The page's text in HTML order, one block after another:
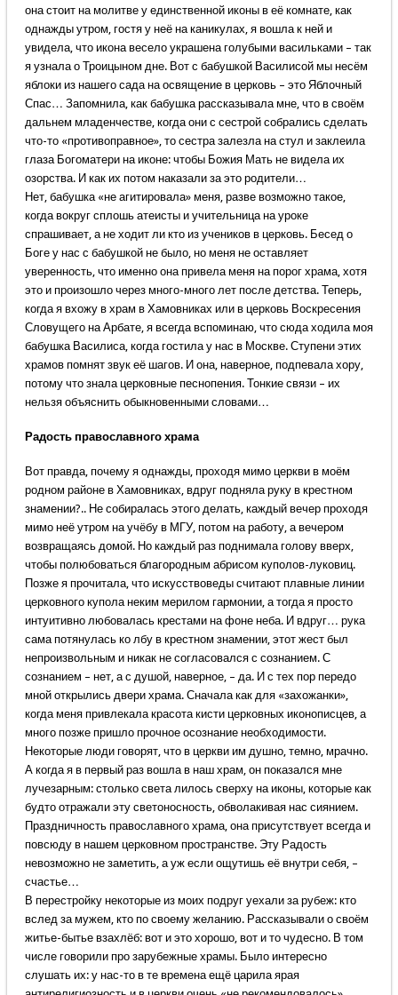
она стоит на молитве у единственной иконы в её комнате, как
однажды утром, гостя у неё на каникулах, я вошла к ней и
увидела, что икона весело украшена голубыми васильками – так
я узнала о Троицыном дне. Вот с бабушкой Василисой мы несём
яблоки из нашего сада на освящение в церковь – это Яблочный
Спас… Запомнила, как бабушка рассказывала мне, что в своём
дальнем младенчестве, когда они с сестрой собрались сделать
что-то «противоправное», то сестра залезла на стул и заклеила
глаза Богоматери на иконе: чтобы Божия Мать не видела их
озорства. И как их потом наказали за это родители…
Нет, бабушка «не агитировала» меня, разве возможно такое,
когда вокруг сплошь атеисты и учительница на уроке
спрашивает, а не ходит ли кто из учеников в церковь. Бесед о
Боге у нас с бабушкой не было, но меня не оставляет
уверенность, что именно она привела меня на порог храма, хотя
это и произошло через много-много лет после детства. Теперь,
когда я вхожу в храм в Хамовниках или в церковь Воскресения
Словущего на Арбате, я всегда вспоминаю, что сюда ходила моя
бабушка Василиса, когда гостила у нас в Москве. Ступени этих
храмов помнят звук её шагов. И она, наверное, подпевала хору,
потому что знала церковные песнопения. Тонкие связи – их
нельзя объяснить обыкновенными словами…
Радость православного храма
Вот правда, почему я однажды, проходя мимо церкви в моём
родном районе в Хамовниках, вдруг подняла руку в крестном
знамении?.. Не собиралась этого делать, каждый вечер проходя
мимо неё утром на учёбу в МГУ, потом на работу, а вечером
возвращаясь домой. Но каждый раз поднимала голову вверх,
чтобы полюбоваться благородным абрисом куполов-луковиц.
Позже я прочитала, что искусствоведы считают плавные линии
церковного купола неким мерилом гармонии, а тогда я просто
интуитивно любовалась крестами на фоне неба. И вдруг… рука
сама потянулась ко лбу в крестном знамении, этот жест был
непроизвольным и никак не согласовался с сознанием. С
сознанием – нет, а с душой, наверное, – да. И с тех пор передо
мной открылись двери храма. Сначала как для «захожанки»,
когда меня привлекала красота кисти церковных иконописцев, а
много позже пришло прочное осознание необходимости.
Некоторые люди говорят, что в церкви им душно, темно, мрачно.
А когда я в первый раз вошла в наш храм, он показался мне
лучезарным: столько света лилось сверху на иконы, которые как
будто отражали эту светоносность, обволакивая нас сиянием.
Праздничность православного храма, она присутствует всегда и
повсюду в нашем церковном пространстве. Эту Радость
невозможно не заметить, а уж если ощутишь её внутри себя, –
счастье…
В перестройку некоторые из моих подруг уехали за рубеж: кто
вслед за мужем, кто по своему желанию. Рассказывали о своём
житье-бытье взахлёб: вот и это хорошо, вот и то чудесно. В том
числе говорили про зарубежные храмы. Было интересно
слушать их: у нас-то в те времена ещё царила ярая